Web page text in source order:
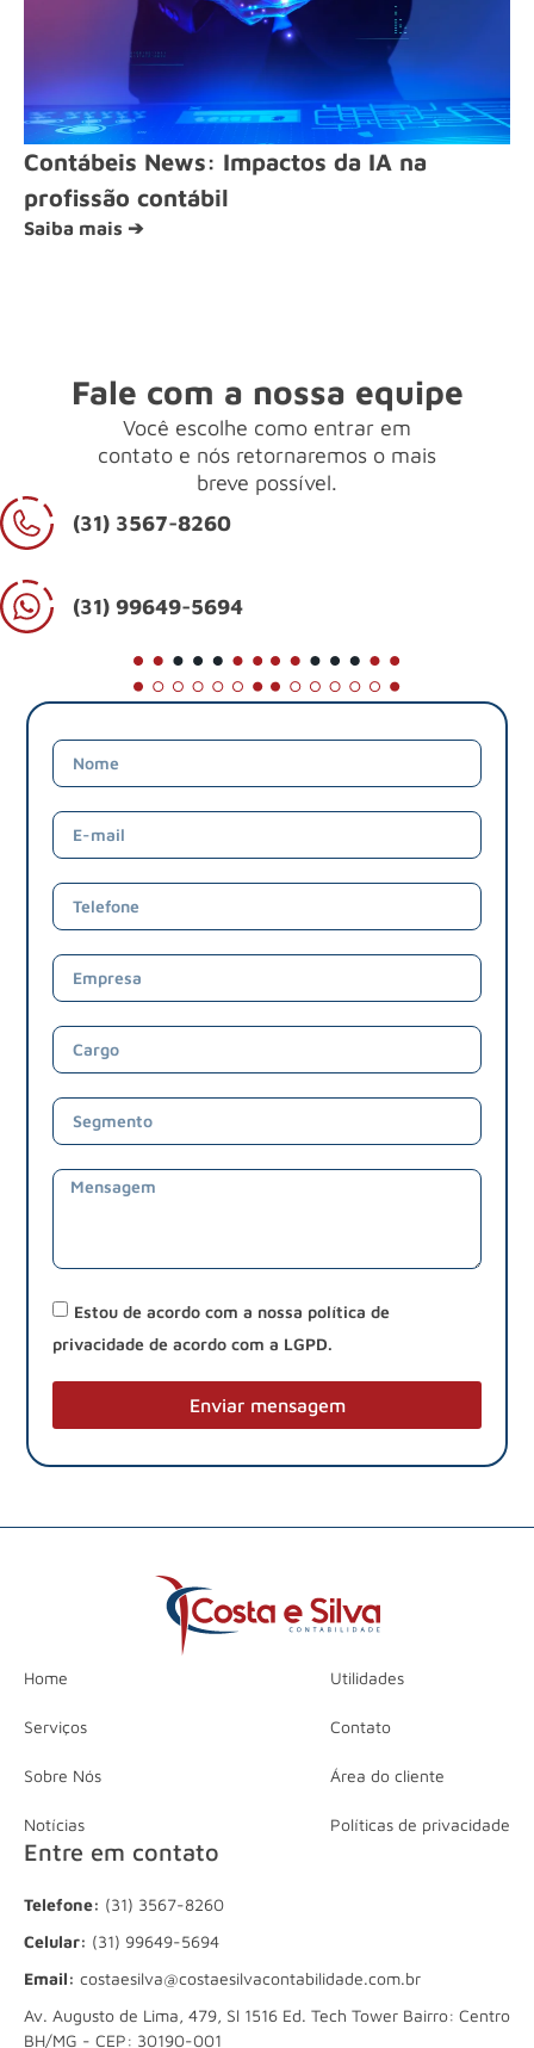
Contábeis News: Impactos da IA na
profissão contábil
Saiba mais ➔
Fale com a nossa equipe
Você escolhe como entrar em
contato e nós retornaremos o mais
breve possível.
(31) 3567-8260
(31) 99649-5694
Estou de acordo com a nossa política de
privacidade de acordo com a LGPD.
Enviar mensagem
Home
Serviços
Sobre Nós
Notícias
Utilidades
Contato
Área do cliente
Políticas de privacidade
Entre em contato
Telefone: (31) 3567-8260
Celular: (31) 99649-5694
Email: costaesilva@costaesilvacontabilidade.com.br
Av. Augusto de Lima, 479, Sl 1516 Ed. Tech Tower Bairro: Centro
BH/MG - CEP: 30190-001